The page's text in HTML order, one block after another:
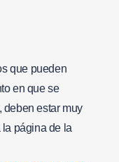
que pueden
en que se
deben estar muy
página de la